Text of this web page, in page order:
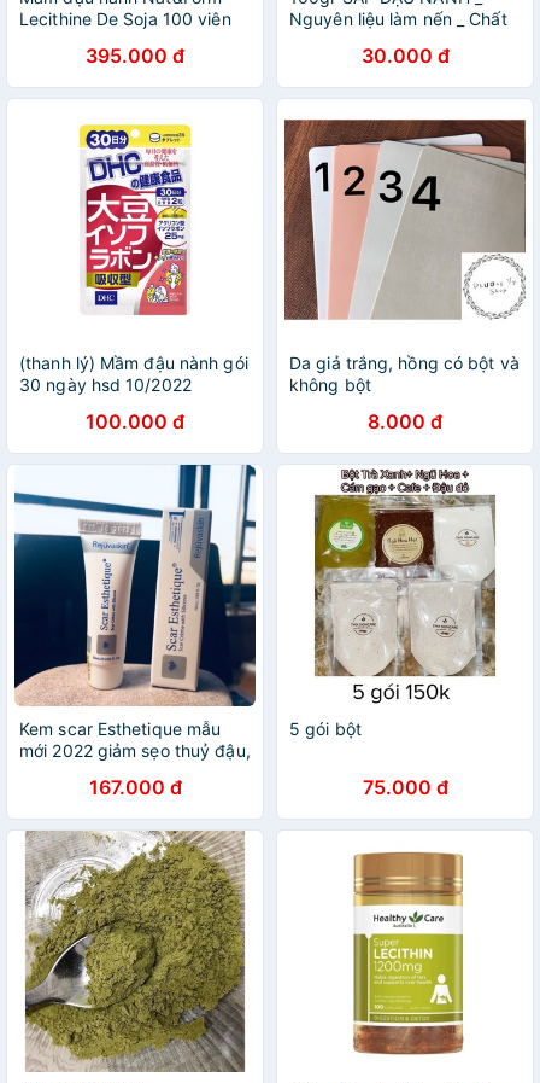
Lecithine De Soja 100 viên
395.000 đ
Nguyên liệu làm nến _ Chất
30.000 đ
(thanh lý) Mầm đậu nành gói
30 ngày hsd 10/2022
100.000 đ
Da giả trắng, hồng có bột và
không bột
8.000 đ
Kem scar Esthetique mẫu
mới 2022 giảm sẹo thuỷ đậu,
167.000 đ
5 gói bột
75.000 đ